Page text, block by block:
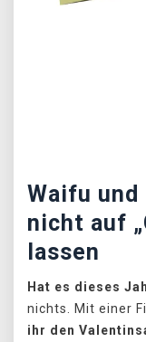
Waifu und
nicht auf
lassen
Hat es dieses
nichts. Mit einer
ihr den